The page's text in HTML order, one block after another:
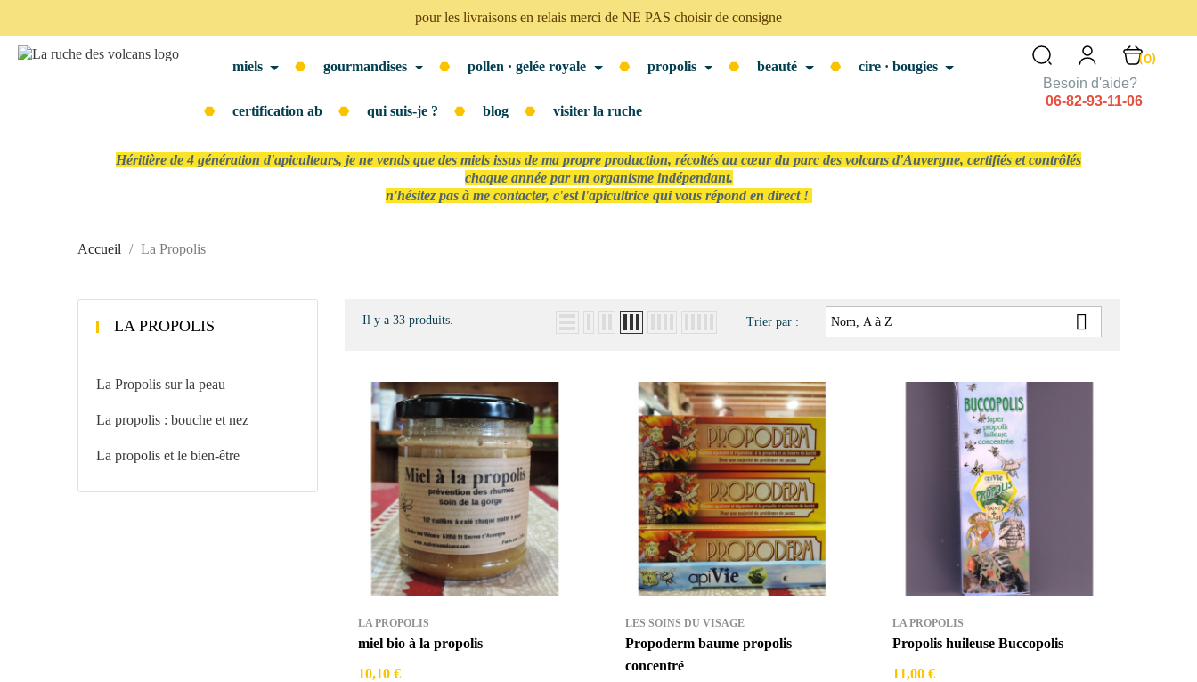
pour les livraisons en relais merci de NE PAS choisir de consigne
miels gourmandises pollen · gelée royale propolis beauté cire · bougies
certification ab qui suis-je ? blog visiter la ruche
(0)
Besoin d'aide?
06-82-93-11-06
Héritière de 4 génération d'apiculteurs, je ne vends que des miels issus de ma propre production, récoltés au cœur du parc des volcans d'Auvergne, certifiés et contrôlés
chaque année par un organisme indépendant.
n'hésitez pas à me contacter, c'est l'apicultrice qui vous répond en direct !
Accueil La Propolis
LA PROPOLIS
La Propolis sur la peau
La propolis : bouche et nez
La propolis et le bien-être
Il y a 33 produits. Trier par : Nom, A à Z 
LA PROPOLIS
miel bio à la propolis
10,10 €
LES SOINS DU VISAGE
Propoderm baume propolis
concentré
LA PROPOLIS
Propolis huileuse Buccopolis
11,00 €